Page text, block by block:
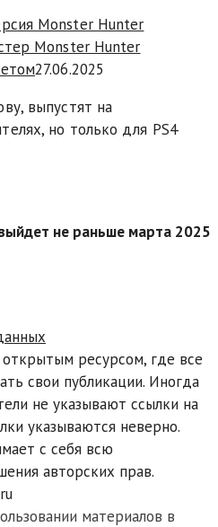
Monster Hunter
Monster Hunter
27.06.2025
выпустят на
но только для PS4
не раньше марта 2025
ресурсом, где все
свои публикации. Иногда
не указывают ссылки на
указываются неверно.
с себя всю
авторских прав.
материалов в